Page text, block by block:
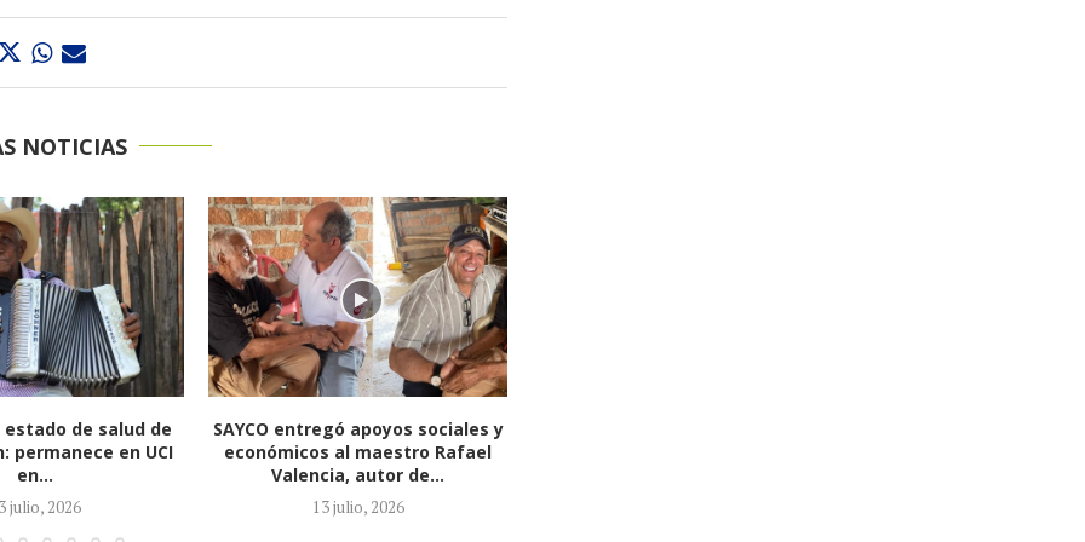
NOTICIAS
apoyos sociales y
al maestro Rafael
autor de...
julio, 2026
El cantante Churo Díaz le apuesta
al sentimiento vallenato con el
álbum...
22 mayo, 2026